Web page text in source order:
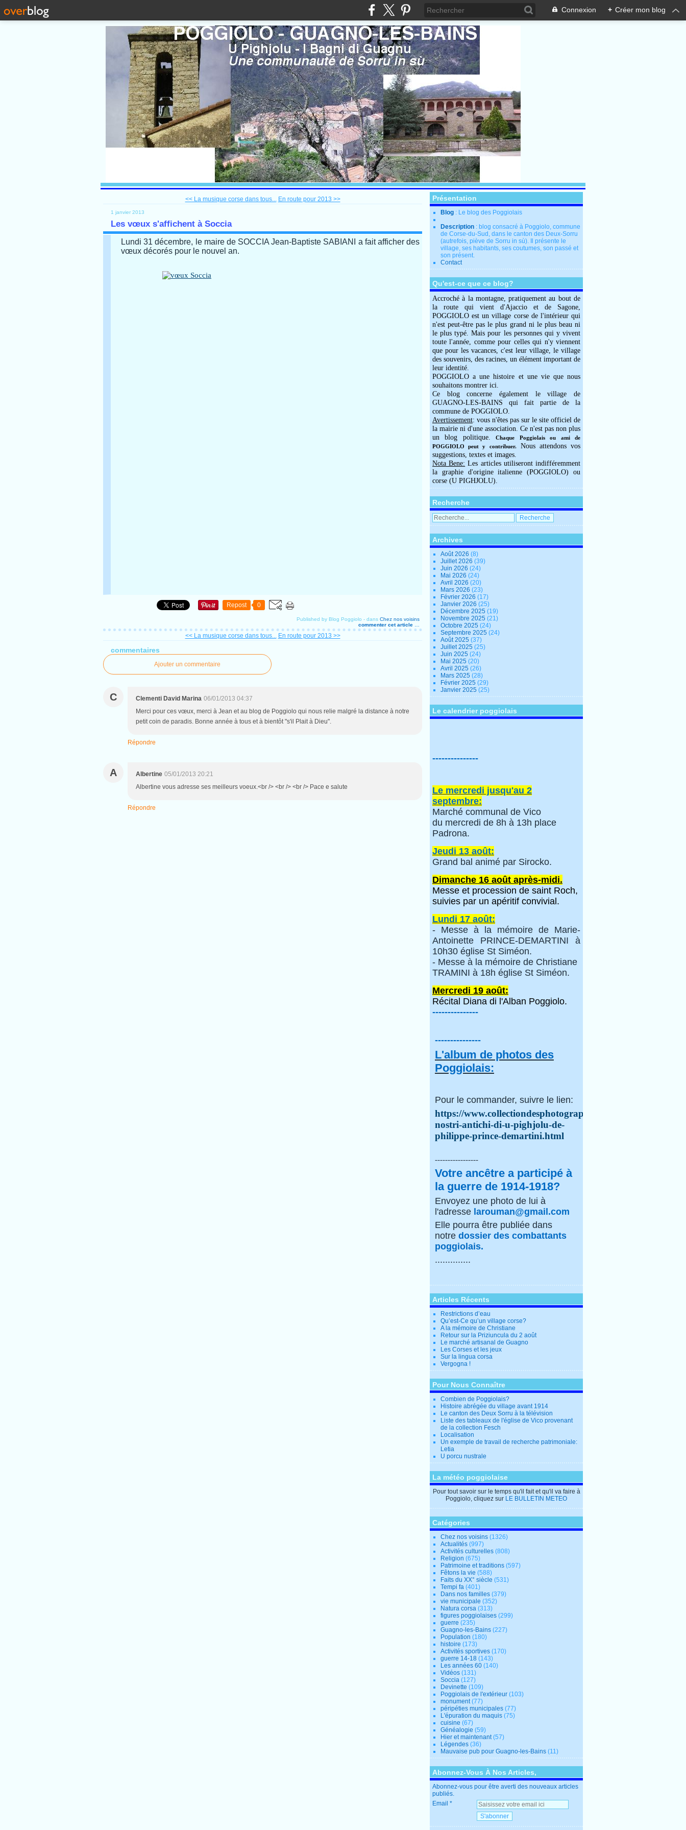
Connexion + Créer mon blog
<< La musique corse dans tous... En route pour 2013 >>
1 janvier 2013
Les vœux s'affichent à Soccia
Lundi 31 décembre, le maire de SOCCIA Jean-Baptiste SABIANI a fait afficher des
vœux décorés pour le nouvel an.
Repost 0
Published by Blog Poggiolo - dans Chez nos voisins
commenter cet article
<< La musique corse dans tous... En route pour 2013 >>
commentaires
Ajouter un commentaire
C Clementi David Marina 06/01/2013 04:37
Merci pour ces vœux, merci à Jean et au blog de Poggiolo qui nous relie malgré la distance à notre
petit coin de paradis. Bonne année à tous et à bientôt "s'il Plait à Dieu".
Répondre
A Albertine 05/01/2013 20:21
Albertine vous adresse ses meilleurs voeux.<br /> <br /> <br /> Pace e salute
Répondre
Présentation
Blog : Le blog des Poggiolais
Description : blog consacré à Poggiolo, commune
de Corse-du-Sud, dans le canton des Deux-Sorru
(autrefois, piève de Sorru in sù). Il présente le
village, ses habitants, ses coutumes, son passé et
son présent.
Contact
Qu'est-ce que ce blog?
Accroché à la montagne, pratiquement au bout de
la route qui vient d'Ajaccio et de Sagone,
POGGIOLO est un village corse de l'intérieur qui
n'est peut-être pas le plus grand ni le plus beau ni
le plus typé. Mais pour les personnes qui y vivent
toute l'année, comme pour celles qui n'y viennent
que pour les vacances, c'est leur village, le village
des souvenirs, des racines, un élément important de
leur identité.
POGGIOLO a une histoire et une vie que nous
souhaitons montrer ici.
Ce blog concerne également le village de
GUAGNO-LES-BAINS qui fait partie de la
commune de POGGIOLO.
Avertissement: vous n'êtes pas sur le site officiel de
la mairie ni d'une association. Ce n'est pas non plus
un blog politique.Chaque Poggiolais ou ami de
POGGIOLO peut y contribuer.Nous attendons vos
suggestions, textes et images.
Nota Bene: Les articles utiliseront indifféremment
la graphie d'origine italienne (POGGIOLO) ou
corse (U PIGHJOLU).
Recherche
Archives
Août 2026 (8)
Juillet 2026 (39)
Juin 2026 (24)
Mai 2026 (24)
Avril 2026 (20)
Mars 2026 (23)
Février 2026 (17)
Janvier 2026 (25)
Décembre 2025 (19)
Novembre 2025 (21)
Octobre 2025 (24)
Septembre 2025 (24)
Août 2025 (37)
Juillet 2025 (25)
Juin 2025 (24)
Mai 2025 (20)
Avril 2025 (26)
Mars 2025 (28)
Février 2025 (29)
Janvier 2025 (25)
Le calendrier poggiolais
---------------
Le mercredi jusqu'au 2
septembre:
Marché communal de Vico
du mercredi de 8h à 13h place
Padrona.
Jeudi 13 août:
Grand bal animé par Sirocko.
Dimanche 16 août après-midi.
Messe et procession de saint Roch,
suivies par un apéritif convivial.
Lundi 17 août:
- Messe à la mémoire de Marie-
Antoinette PRINCE-DEMARTINI à
10h30 église St Siméon.
- Messe à la mémoire de Christiane
TRAMINI à 18h église St Siméon.
Mercredi 19 août:
Récital Diana di l'Alban Poggiolo.
---------------
---------------
L'album de photos des
Poggiolais:
Pour le commander, suivre le lien:
https://www.collectiondesphotographes.com/i-
nostri-antichi-di-u-pighjolu-de-
philippe-prince-demartini.html
-----------------
Votre ancêtre a participé à
la guerre de 1914-1918?
Envoyez une photo de lui à
l'adresse larouman@gmail.com
Elle pourra être publiée dans
notre dossier des combattants
poggiolais.
..............
Articles Récents
Restrictions d’eau
Qu’est-Ce qu’un village corse?
A la mémoire de Christiane
Retour sur la Priziuncula du 2 août
Le marché artisanal de Guagno
Les Corses et les jeux
Sur la lingua corsa
Vergogna !
Pour Nous Connaître
Combien de Poggiolais?
Histoire abrégée du village avant 1914
Le canton des Deux Sorru à la télévision
Liste des tableaux de l'église de Vico provenant
de la collection Fesch
Localisation
Un exemple de travail de recherche patrimoniale:
Letia
U porcu nustrale
La météo poggiolaise
Pour tout savoir sur le temps qu'il fait et qu'il va faire à
Poggiolo, cliquez sur LE BULLETIN METEO
Catégories
Chez nos voisins (1326)
Actualités (997)
Activités culturelles (808)
Religion (675)
Patrimoine et traditions (597)
Fêtons la vie (588)
Faits du XX° siècle (531)
Tempi fa (401)
Dans nos familles (379)
vie municipale (352)
Natura corsa (313)
figures poggiolaises (299)
guerre (235)
Guagno-les-Bains (227)
Population (180)
histoire (173)
Activités sportives (170)
guerre 14-18 (143)
Les années 60 (140)
Vidéos (131)
Soccia (127)
Devinette (109)
Poggiolais de l'extérieur (103)
monument(77)
péripéties municipales (77)
L'épuration du maquis (75)
cuisine (67)
Généalogie (59)
Hier et maintenant(57)
Légendes (36)
Mauvaise pub pour Guagno-les-Bains (11)
Abonnez-Vous À Nos Articles,
Abonnez-vous pour être averti des nouveaux articles
publiés.
Email